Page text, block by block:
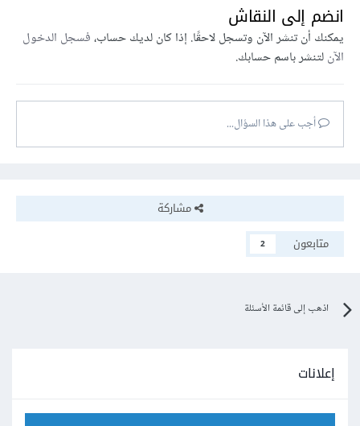
انضم إلى النقاش
يمكنك أن تنشر الآن وتسجل لاحقًا. إذا كان لديك حساب،فسجل الدخول
الآنلتنشر باسم حسابك.
أجب على هذا السؤال...
مشاركة
متابعون
2
اذهب إلى قائمة الأسئلة
إعلانات